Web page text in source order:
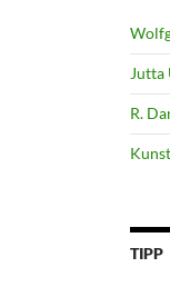
Jutta
R.
TIPP